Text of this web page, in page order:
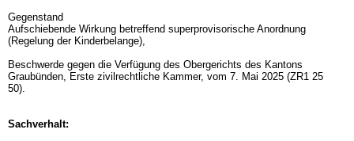
Gegenstand
Aufschiebende Wirkung betreffend superprovisorische Anordnung
(Regelung der Kinderbelange),
Beschwerde gegen die Verfügung des Obergerichts des Kantons
Graubünden, Erste zivilrechtliche Kammer, vom 7. Mai 2025 (ZR1 25
50).
Sachverhalt: